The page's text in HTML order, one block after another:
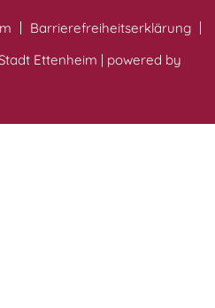
Barrierefreiheitserklärung
Ettenheim | powered by